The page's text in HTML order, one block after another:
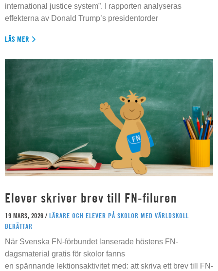
international justice system”. I rapporten analyseras
effekterna av Donald Trump’s presidentorder
LÄS MER
Elever skriver brev till FN-filuren
19 MARS, 2026 / LÄRARE OCH ELEVER PÅ SKOLOR MED VÄRLDSKOLL
BERÄTTAR
När Svenska FN-förbundet lanserade höstens FN-
dagsmaterial gratis för skolor fanns
en spännande lektionsaktivitet med: att skriva ett brev till FN-